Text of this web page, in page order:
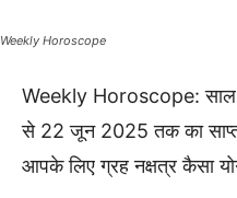
Weekly Horoscope
Weekly Horoscope: साल
से 22 जून 2025 तक का
आपके लिए ग्रह नक्षत्र कैसा